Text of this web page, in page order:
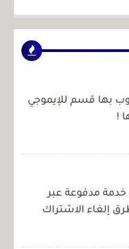
بها قسم للإيموجي
!
مدفوعة عبر
إلغاء الاشتراك